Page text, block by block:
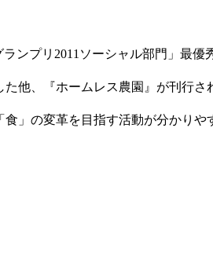
ンプリ2011ソーシャル部門」最
他、『ホームレス農園』が刊行
」の変革を目指す活動が分かり